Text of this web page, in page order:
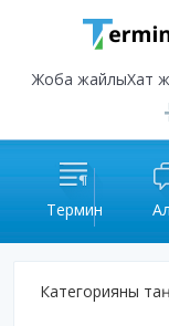
Жоба жайлыХат
Термин
Категорияны